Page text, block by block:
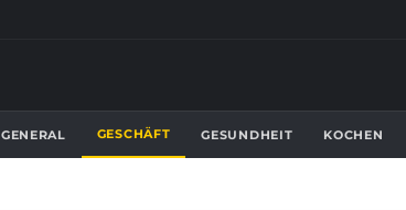
GENERAL GESCHÄFT GESUNDHEIT KOCHEN